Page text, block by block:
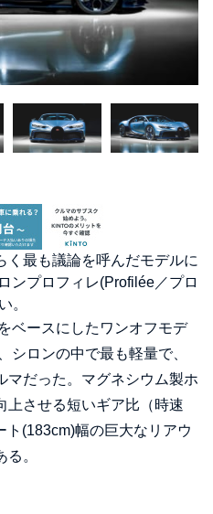
く最も議論を呼んだモデルに
ンプロフィレ(Profilée／プロ
。
ベースにしたワンオフモデ
シロンの中で最も軽量で、
マだった。マグネシウム製ホ
上させる短いギア比（時速
(183cm)幅の巨大なリアウ
。